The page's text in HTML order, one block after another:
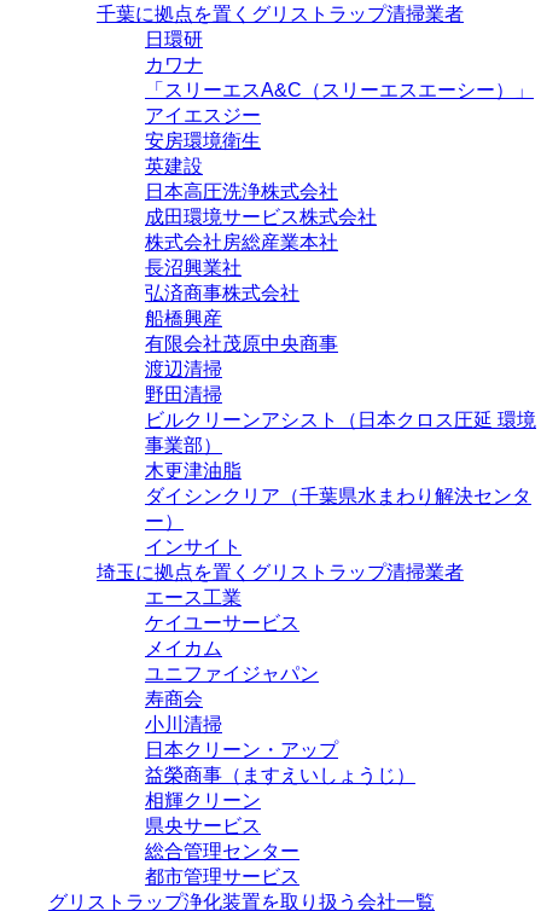
千葉に拠点を置くグリストラップ清掃業者
日環研
カワナ
「スリーエスA&C（スリーエスエーシー）」
アイエスジー
安房環境衛生
英建設
日本高圧洗浄株式会社
成田環境サービス株式会社
株式会社房総産業本社
長沼興業社
弘済商事株式会社
船橋興産
有限会社茂原中央商事
渡辺清掃
野田清掃
ビルクリーンアシスト（日本クロス圧延 環境
事業部）
木更津油脂
ダイシンクリア（千葉県水まわり解決センタ
ー）
インサイト
埼玉に拠点を置くグリストラップ清掃業者
エース工業
ケイユーサービス
メイカム
ユニファイジャパン
寿商会
小川清掃
日本クリーン・アップ
益榮商事（ますえいしょうじ）
相輝クリーン
県央サービス
総合管理センター
都市管理サービス
グリストラップ浄化装置を取り扱う会社一覧